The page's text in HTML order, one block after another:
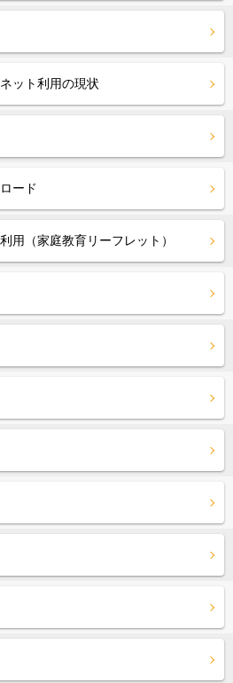
ット利用の現状
ード
用（家庭教育リーフレット）